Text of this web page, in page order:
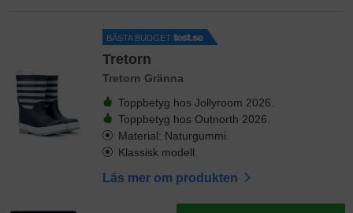
BÄSTA BUDGET
Tretorn
Tretorn Gränna
Toppbetyg hos Jollyroom 2026.
Toppbetyg hos Outnorth 2026.
Material: Naturgummi.
Klassisk modell.
Läs mer om produkten